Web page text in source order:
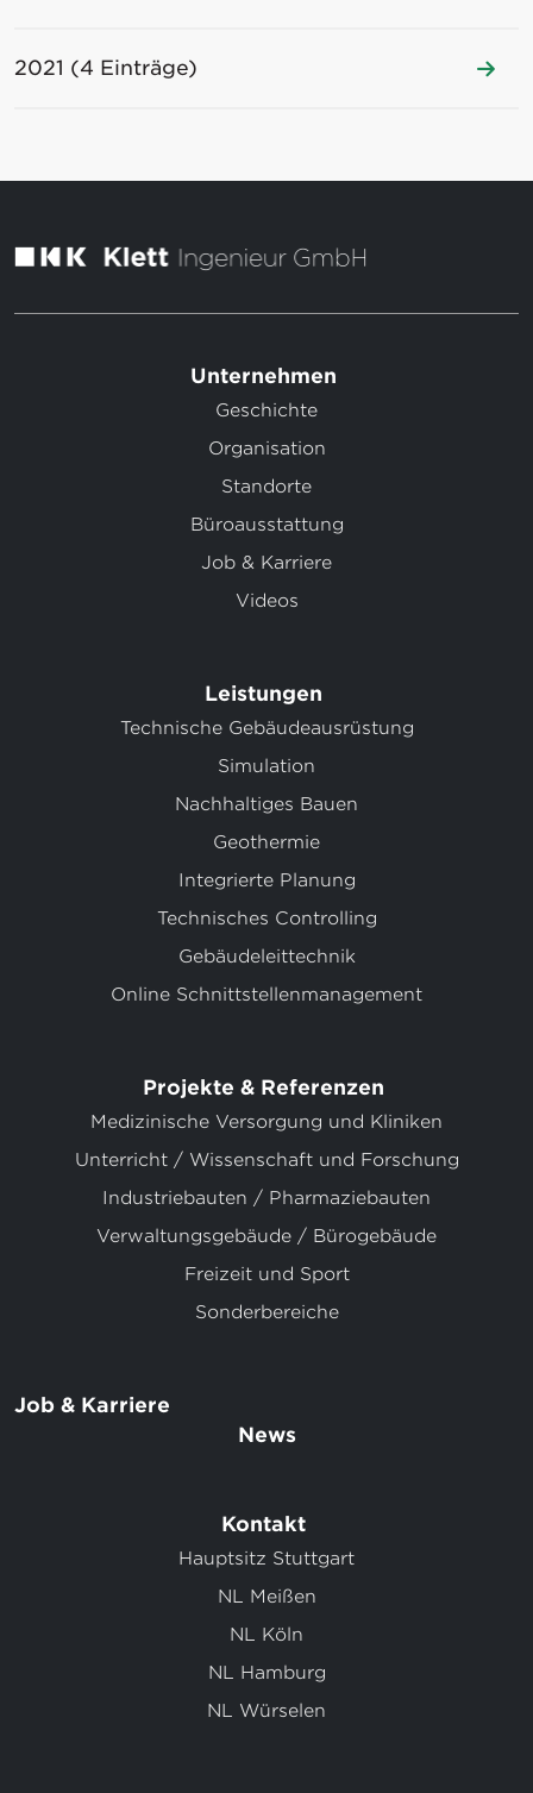
2021 (4 Einträge)
Unternehmen
Geschichte
Organisation
Standorte
Büroausstattung
Job & Karriere
Videos
Leistungen
Technische Gebäudeausrüstung
Simulation
Nachhaltiges Bauen
Geothermie
Integrierte Planung
Technisches Controlling
Gebäudeleittechnik
Online Schnittstellenmanagement
Projekte & Referenzen
Medizinische Versorgung und Kliniken
Unterricht / Wissenschaft und Forschung
Industriebauten / Pharmaziebauten
Verwaltungsgebäude / Bürogebäude
Freizeit und Sport
Sonderbereiche
Job & Karriere
News
Kontakt
Hauptsitz Stuttgart
NL Meißen
NL Köln
NL Hamburg
NL Würselen